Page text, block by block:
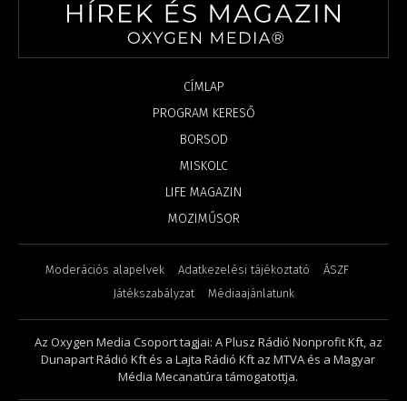
CÍMLAP
PROGRAM KERESŐ
BORSOD
MISKOLC
LIFE MAGAZIN
MOZIMŰSOR
Moderációs alapelvek Adatkezelési tájékoztató
ÁSZF
Játékszabályzat
Médiaajánlatunk
Az Oxygen Media Csoport tagjai: A Plusz Rádió Nonprofit Kft, az
Dunapart Rádió Kft és a Lajta Rádió Kft az MTVA és a Magyar
Média Mecanatúra támogatottja.